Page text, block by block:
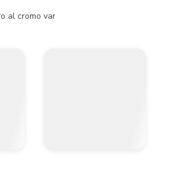
al cromo vanadio (CRV) cromado y mango